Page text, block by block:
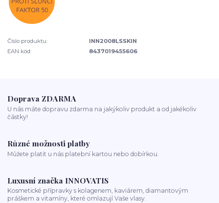
Číslo produktu:
INN2008LSSKIN
EAN kód:
8437019455606
Doprava ZDARMA
U nás máte dopravu zdarma na jakýkoliv produkt a od jakékoliv
částky!
Různé možnosti platby
Můžete platit u nás platební kartou nebo dobírkou.
Luxusní značka INNOVATIS
Kosmetické přípravky s kolagenem, kaviárem, diamantovým
práškem a vitamíny, které omlazují Vaše vlasy.